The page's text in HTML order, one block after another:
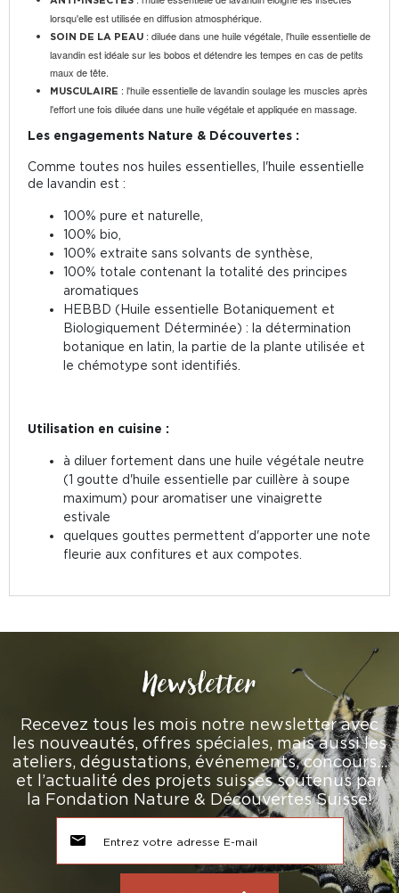
lorsqu'elle est utilisée en diffusion atmosphérique.
SOIN DE LA PEAU : diluée dans une huile végétale, l'huile essentielle de
lavandin est idéale sur les bobos et détendre les tempes en cas de petits
maux de tête.
MUSCULAIRE : l'huile essentielle de lavandin soulage les muscles après
l'effort une fois diluée dans une huile végétale et appliquée en massage.
Les engagements Nature & Découvertes :
Comme toutes nos huiles essentielles, l'huile essentielle
de lavandin est :
100% pure et naturelle,
100% bio,
100% extraite sans solvants de synthèse,
100% totale contenant la totalité des principes
aromatiques
HEBBD (Huile essentielle Botaniquement et
Biologiquement Déterminée) : la détermination
botanique en latin, la partie de la plante utilisée et
le chémotype sont identifiés.
Utilisation en cuisine :
à diluer fortement dans une huile végétale neutre
(1 goutte d'huile essentielle par cuillère à soupe
maximum) pour aromatiser une vinaigrette
estivale
quelques gouttes permettent d'apporter une note
fleurie aux confitures et aux compotes.
Newsletter
Recevez tous les mois notre newsletter avec
les nouveautés, offres spéciales, mais aussi les
ateliers, dégustations, événements, concours…
et l’actualité des projets suisses soutenus par
la Fondation Nature & Découvertes Suisse!